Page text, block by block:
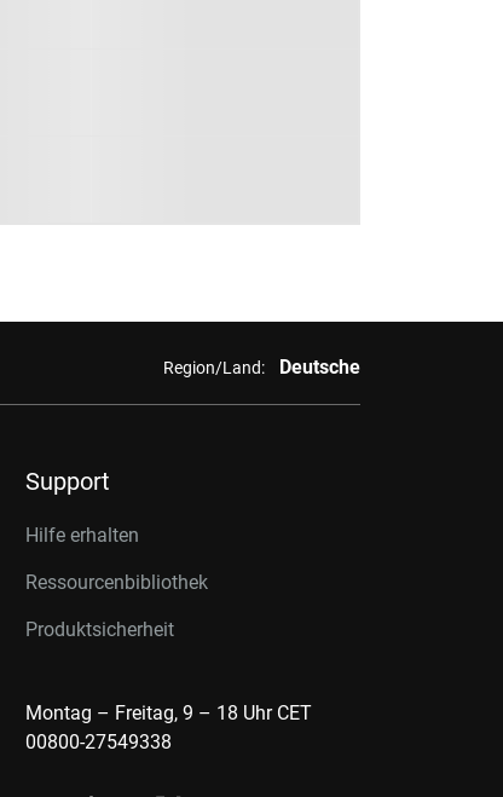
Region/Land: Deutsche
Support
Hilfe erhalten
Ressourcenbibliothek
Produktsicherheit
Montag – Freitag, 9 – 18 Uhr CET
00800-27549338